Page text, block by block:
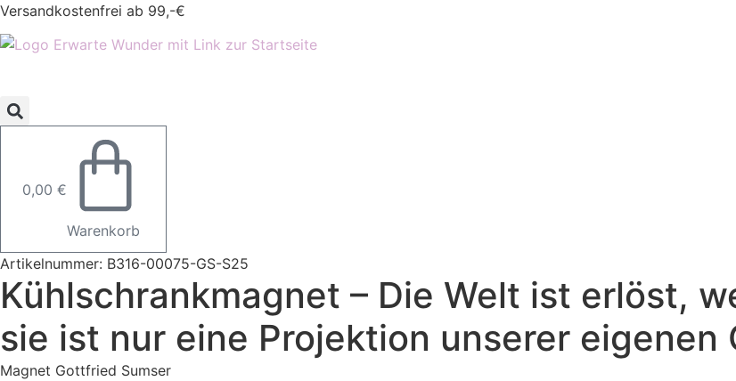
Zum
Inhalt
springen
Versandkostenfrei ab 99,-€
0,00 €
Warenkorb
Artikelnummer: B316-00075-GS-S25
Kühlschrankmagnet – Die Welt ist erlöst,
sie ist nur eine Projektion unserer eigenen
Magnet Gottfried Sumser